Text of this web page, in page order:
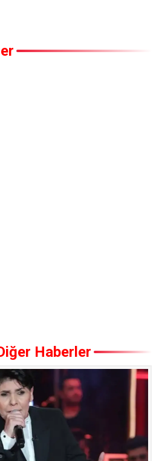
Haberler